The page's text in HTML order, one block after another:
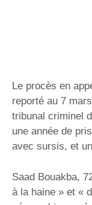
Le procès en
reporté au 7
tribunal criminel
une année de
avec sursis, et
Saad Bouakba,
à la haine » et «